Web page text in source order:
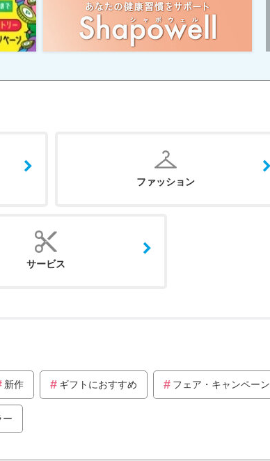
ファッション
サービス
新作 ギフトにおすすめ フェア・キャンペーン
ー